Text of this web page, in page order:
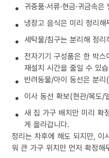
귀중품·서류·현금·귀금속
냉장고 음식은 미리 정리해
세탁물/침구는 분리해 정
전자기기 구성품은 한 박
재설치 시간을 줄일 수 있
반려동물/아이 동선은 분
이사 동선 확보(현관/복도/
새 집 가구 배치만 미리 확
게 올라갑니다.
정리는 차후에 해도 되지만, 이
워 큰 가구 위치만 먼저 확정해